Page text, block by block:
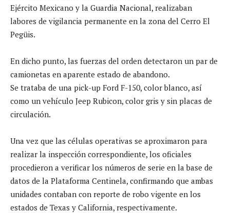
Ejército Mexicano y la Guardia Nacional, realizaban
labores de vigilancia permanente en la zona del Cerro El
Pegüis.
En dicho punto, las fuerzas del orden detectaron un par de
camionetas en aparente estado de abandono.
Se trataba de una pick-up Ford F-150, color blanco, así
como un vehículo Jeep Rubicon, color gris y sin placas de
circulación.
Una vez que las células operativas se aproximaron para
realizar la inspección correspondiente, los oficiales
procedieron a verificar los números de serie en la base de
datos de la Plataforma Centinela, confirmando que ambas
unidades contaban con reporte de robo vigente en los
estados de Texas y California, respectivamente.